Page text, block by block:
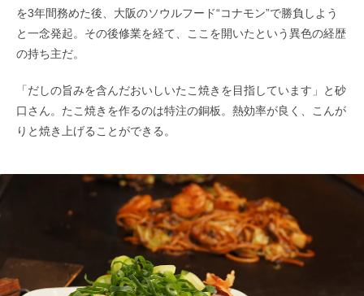
を3年間務めた後、大阪のソウルフード“コナモン”で勝負しよう
と一念発起。その後修業を経て、ここを開いたという異色の経歴
の持ち主だ。
「だしの旨みを含んだおいしいたこ焼きを目指しています」と砂
口さん。たこ焼きを作るのは特注の銅板。熱効率が良く、こんが
りと焼き上げることができる。